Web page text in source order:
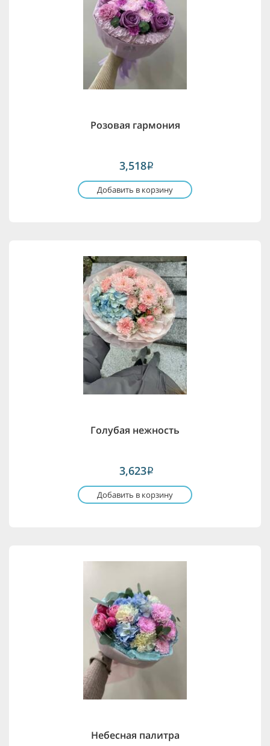
Розовая гармония
3,518i
Добавить в корзину
Голубая нежность
3,623i
Добавить в корзину
Небесная палитра